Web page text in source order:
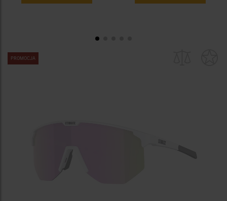
PROMOCJA